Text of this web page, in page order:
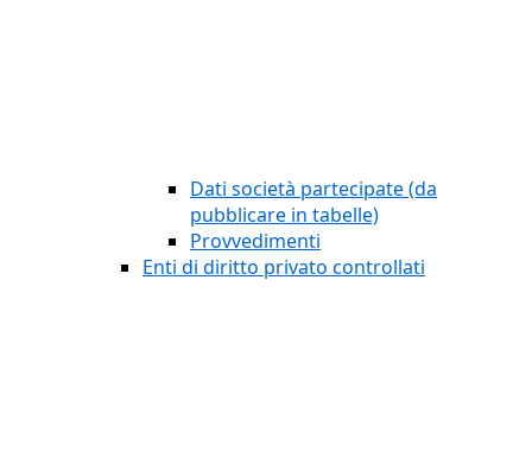
Dati società partecipate (da
pubblicare in tabelle)
Provvedimenti
Enti di diritto privato controllati